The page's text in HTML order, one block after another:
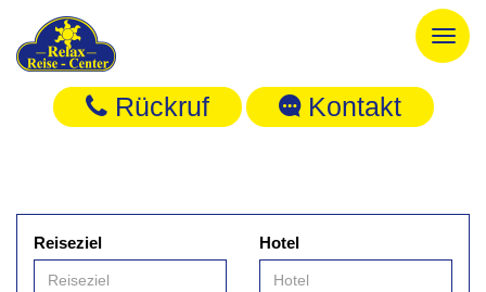
Toggle
Rückruf Kontakt
Reiseziel Hotel